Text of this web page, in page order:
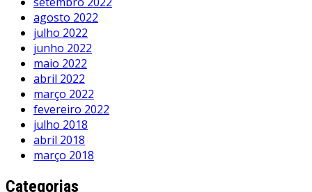
agosto 2022
julho 2022
junho 2022
maio 2022
abril 2022
março 2022
fevereiro 2022
julho 2018
abril 2018
março 2018
Categorias